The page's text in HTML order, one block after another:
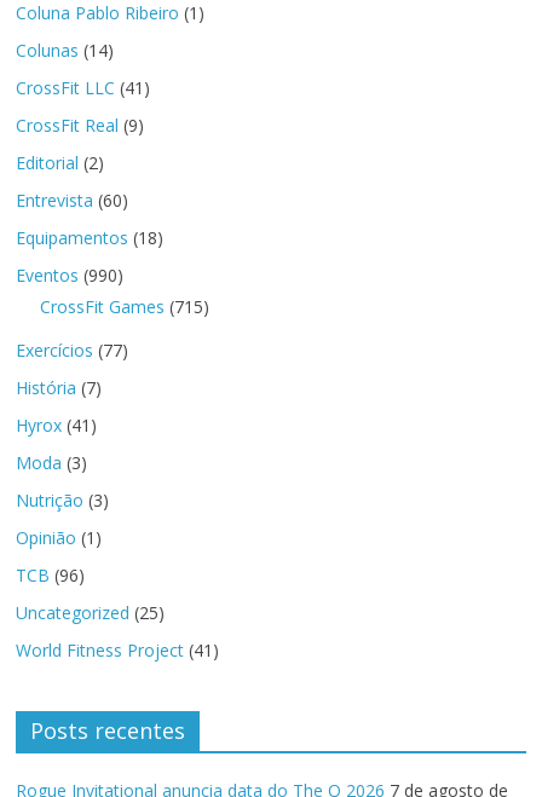
Coluna Pablo Ribeiro (1)
Colunas (14)
CrossFit LLC (41)
CrossFit Real (9)
Editorial (2)
Entrevista (60)
Equipamentos (18)
Eventos (990)
CrossFit Games (715)
Exercícios (77)
História (7)
Hyrox (41)
Moda (3)
Nutrição (3)
Opinião (1)
TCB (96)
Uncategorized (25)
World Fitness Project (41)
Posts recentes
Rogue Invitational anuncia data do The Q 2026 7 de agosto de